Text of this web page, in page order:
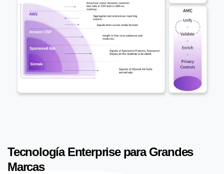
Tecnología Enterprise para Grandes
Marcas